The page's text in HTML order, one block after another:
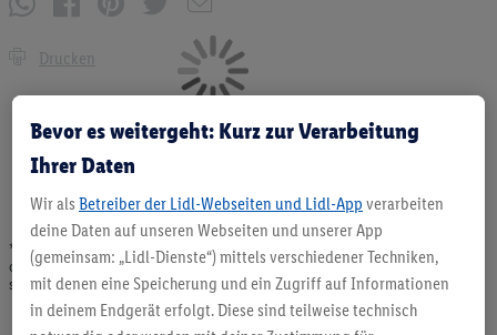
Drucken
* Angebote solange Vorrat. Abgabe nur in haushaltsüblichen Mengen. Verkauf
ohne Dekoration. Die hier beworbenen Produkte, vor allem NonFood-Produkte,
sind nicht alle dauerhaft im Sortiment. Abbildungen ähnlich.
Bevor es weitergeht: Kurz zur Verarbeitung
Ihrer Daten
Wir als Betreiber der Lidl-Webseiten und Lidl-App verarbeiten
deine Daten auf unseren Webseiten und unserer App
(gemeinsam: „Lidl-Dienste“) mittels verschiedener Techniken,
mit denen eine Speicherung und ein Zugriff auf Informationen
in deinem Endgerät erfolgt. Diese sind teilweise technisch